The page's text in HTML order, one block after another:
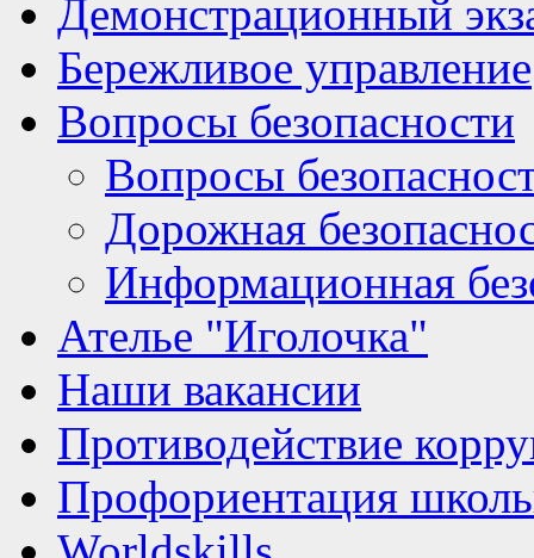
Демонстрационный
Бережливое управление
Вопросы безопасности
Вопросы
Дорожная
Информационная
Ателье "Иголочка"
Наши вакансии
Противодействие
Профориентация